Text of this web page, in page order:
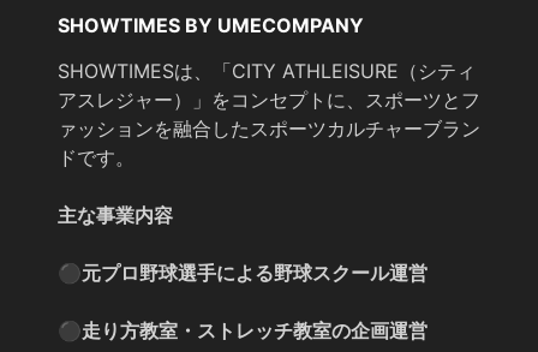
SHOWTIMES BY UMECOMPANY
SHOWTIMESは、「CITY ATHLEISURE（シティ
アスレジャー）」をコンセプトに、スポーツとフ
ァッションを融合したスポーツカルチャーブラン
ドです。
主な事業内容
⚫︎元プロ野球選手による野球スクール運営
⚫︎走り方教室・ストレッチ教室の企画運営